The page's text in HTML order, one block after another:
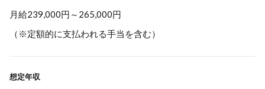
月給239,000円～265,000円
（※定額的に支払われる手当を含む）
想定年収